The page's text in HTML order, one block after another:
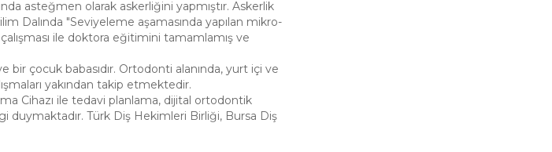
asteğmen olarak askerliğini yapmıştır. Askerlik
Dalında "Seviyeleme aşamasında yapılan mikro-
ile doktora eğitimini tamamlamış ve
çocuk babasıdır. Ortodonti alanında, yurt içi ve
yakından takip etmektedir.
Cihazı ile tedavi planlama, dijital ortodontik
duymaktadır. Türk Diş Hekimleri Birliği, Bursa Diş